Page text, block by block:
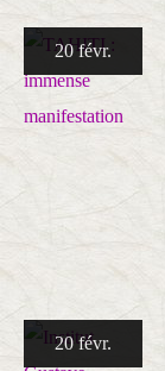
20 févr.
20 févr.